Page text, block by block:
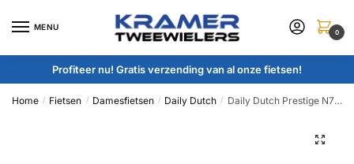
MENU
0
Profiteer nu! Gratis verzending van al onze fietsen!
Home / Fietsen / Damesfietsen / Daily Dutch / Daily Dutch Prestige N7 RB ND :: Army Green :: 28 inch / 59 cm
🔍